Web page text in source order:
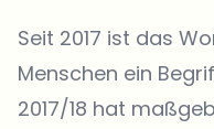
Seit 2017 ist das
Menschen ein
2017/18 hat